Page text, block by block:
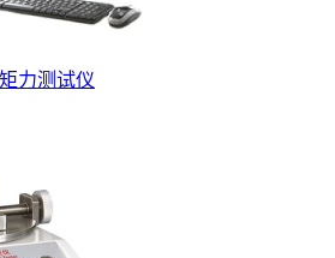
力测试仪